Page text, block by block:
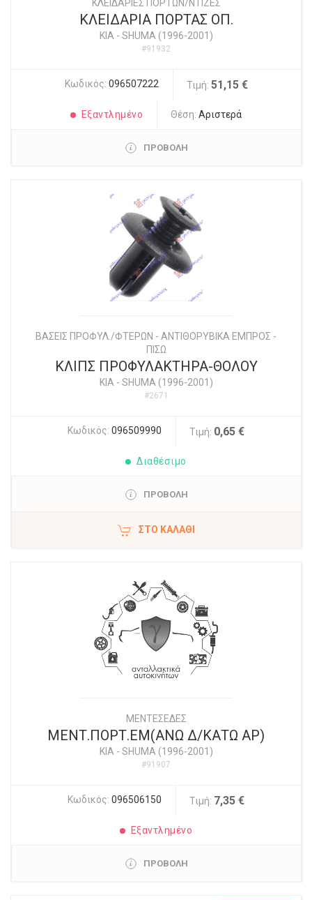
ΚΛΕΙΔΑΡΙΕΣ ΠΟΡΤΩΝ/ΝΤΙΖΕΣ
ΚΛΕΙΔΑΡΙΑ ΠΟΡΤΑΣ ΟΠ.
KIA - SHUMA (1996-2001)
#91932
Κωδικός: 096507222 Τιμή: 51,15 €
Εξαντλημένο Θέση:Αριστερά
ΠΡΟΒΟΛΗ
ΒΑΣΕΙΣ ΠΡΟΦΥΛ./ΦΤΕΡΩΝ - ΑΝΤΙΘΟΡΥΒΙΚΑ ΕΜΠΡΟΣ -
ΠΙΣΩ
ΚΛΙΠΣ ΠΡΟΦΥΛΑΚΤΗΡΑ-ΘΟΛΟΥ
KIA - SHUMA (1996-2001)
#2671
Κωδικός: 096509990 Τιμή: 0,65 €
Διαθέσιμο
ΠΡΟΒΟΛΗ
ΣΤΟ ΚΑΛΆΘΙ
ΜΕΝΤΕΣΕΔΕΣ
ΜΕΝΤ.ΠΟΡΤ.ΕΜ(ΑΝΩ Δ/ΚΑΤΩ ΑΡ)
KIA - SHUMA (1996-2001)
#91907
Κωδικός: 096506150 Τιμή: 7,35 €
Εξαντλημένο
ΠΡΟΒΟΛΗ